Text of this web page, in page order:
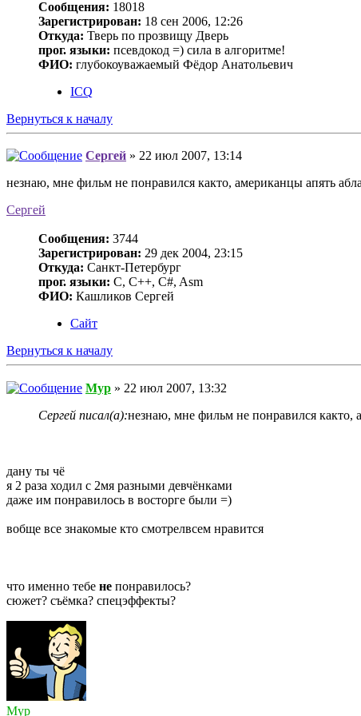
Сообщения: 18018
Зарегистрирован: 18 сен 2006, 12:26
Откуда: Тверь по прозвищу Дверь
прог. языки: псевдокод =) сила в алгоритме!
ФИО: глубокоуважаемый Фёдор Анатольевич
ICQ
Вернуться к началу
Сергей » 22 июл 2007, 13:14
незнаю, мне фильм не понравился както, американцы апять
Сергей
Сообщения: 3744
Зарегистрирован: 29 дек 2004, 23:15
Откуда: Санкт-Петербург
прог. языки: C, C++, C#, Asm
ФИО: Кашликов Сергей
Сайт
Вернуться к началу
Myp » 22 июл 2007, 13:32
Сергей писал(а):незнаю, мне фильм не понравился както,
дану ты чё
я 2 раза ходил с 2мя разными девчёнками
даже им понравилось в восторге были =)
вобще все знакомые кто смотрелвсем нравится
что именно тебе не понравилось?
сюжет? съёмка? спецэффекты?
Myp